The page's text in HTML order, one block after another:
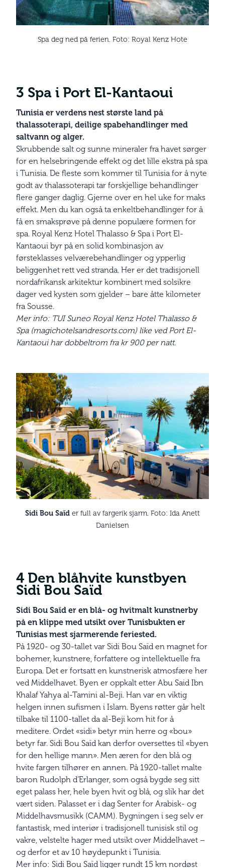
Spa deg ned på ferien. Foto: Royal Kenz Hote
3 Spa i Port El-Kantaoui
Tunisia er verdens nest største land på
thalassoterapi, deilige spabehandlinger med
saltvann og alger.
Skrubbende salt og sunne mineraler fra havet sørger
for en helsebringende effekt og det lille ekstra på spa
i Tunisia. De fleste som kommer til Tunisia for å nyte
godt av thalassoterapi tar forskjellige behandlinger
flere ganger daglig. Gjerne over en hel uke for maks
effekt. Men du kan også ta enkeltbehandlinger for å
få en smaksprøve på denne populære formen for
spa. Royal Kenz Hotel Thalasso & Spa i Port El-
Kantaoui byr på en solid kombinasjon av
førsteklasses velværebehandlinger og ypperlig
beliggenhet rett ved stranda. Her er det tradisjonell
nordafrikansk arkitektur kombinert med solsikre
dager ved kysten som gjelder – bare åtte kilometer
fra Sousse.
Mer info: TUI Suneo Royal Kenz Hotel Thalasso &
Spa (magichotelsandresorts.com) like ved Port El-
Kantaoui har dobbelt­rom fra kr 900 per natt.
Sidi Bou Saïd er full av fargerik sjarm. Foto: Ida Anett
Danielsen
4 Den blåhvite kunstbyen
Sidi Bou Saïd
Sidi Bou Saïd er en blå- og hvitmalt kunstner­by
på en klippe med utsikt over Tunis­bukten er
Tunisias mest sjarmerende feriested.
På 1920- og 30-tallet var Sidi Bou Saïd en magnet for
bohemer, kunstnere, forfattere og intellektuelle fra
Europa. Det er fortsatt en kunstnerisk atmosfære her
ved Middelhavet. Byen er oppkalt etter Abu Said Ibn
Khalaf Yahya al-Tamini al-Beji. Han var en viktig
helgen innen sufismen i Islam. Byens røtter går helt
tilbake til 1100-tallet da al-Beji kom hit for å
meditere. Ordet «sidi» betyr min herre og «bou»
betyr far. Sidi Bou Saïd kan derfor oversettes til «byen
for den hellige mann». Men æren for den blå og
hvite fargen tilhører en annen. På 1920-tallet malte
baron Rudolph d’Erlanger, som også bygde seg sitt
eget palass her, hele byen hvit og blå, og slik har det
vært siden. Palasset er i dag Senter for Arabisk- og
Middelhavsmusikk (CAMM). Bygningen i seg selv er
fantastisk, med interiør i tradisjonell tunisisk stil og
vakre, velstelte hager med utsikt over Middelhavet –
og derfor et av 10 høydepunkt i Tunisia.
Mer info: Sidi Bou Saïd ligger rundt 15 km nordøst